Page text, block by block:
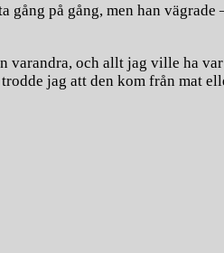
på gång, men han
och allt jag ville ha
jag att den kom från mat